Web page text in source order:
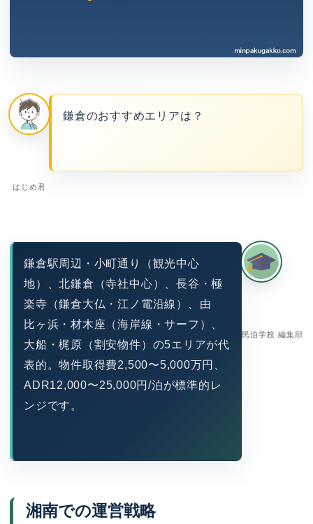
はじめ君
鎌倉のおすすめエリアは？
民泊学校 編集部
鎌倉駅周辺・小町通り（観光中心
地）、北鎌倉（寺社中心）、長谷・極
楽寺（鎌倉大仏・江ノ電沿線）、由
比ヶ浜・材木座（海岸線・サーフ）、
大船・梶原（割安物件）の5エリアが代
表的。物件取得費2,500〜5,000万円、
ADR12,000〜25,000円/泊が標準的レ
ンジです。
湘南での運営戦略